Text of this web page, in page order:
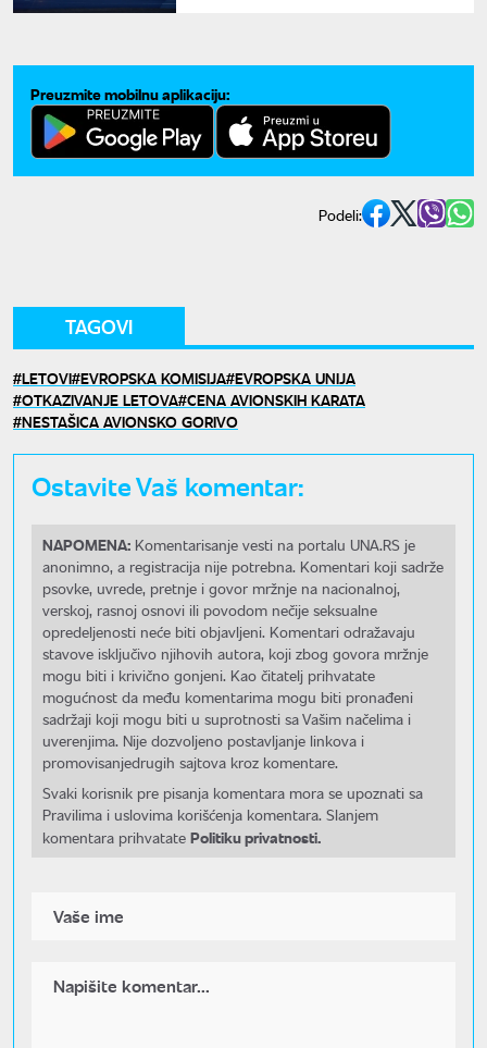
Preuzmite mobilnu aplikaciju:
Podeli:
TAGOVI
LETOVI EVROPSKA KOMISIJA EVROPSKA UNIJA
OTKAZIVANJE LETOVA CENA AVIONSKIH KARATA
NESTAŠICA AVIONSKO GORIVO
Ostavite Vaš komentar:
NAPOMENA: Komentarisanje vesti na portalu UNA.RS je
anonimno, a registracija nije potrebna. Komentari koji sadrže
psovke, uvrede, pretnje i govor mržnje na nacionalnoj,
verskoj, rasnoj osnovi ili povodom nečije seksualne
opredeljenosti neće biti objavljeni. Komentari odražavaju
stavove isključivo njihovih autora, koji zbog govora mržnje
mogu biti i krivično gonjeni. Kao čitatelj prihvatate
mogućnost da među komentarima mogu biti pronađeni
sadržaji koji mogu biti u suprotnosti sa Vašim načelima i
uverenjima. Nije dozvoljeno postavljanje linkova i
promovisanjedrugih sajtova kroz komentare.
Svaki korisnik pre pisanja komentara mora se upoznati sa
Pravilima i uslovima korišćenja komentara. Slanjem
komentara prihvatate Politiku privatnosti.